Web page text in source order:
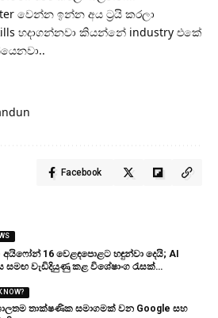
වෙන්න ඉන්න අය ට්‍රයි කරලා
හදාගන්නවා කියන්නේ industry එකේ
Facebook
අයිෆෝන් 16 වෙළඳපොළට හඳුන්වා දෙයි; AI
සමඟ වැඩිදියුණු කළ විශේෂාංග රැසක්…
තාක්ෂණික සමාගමක් වන Google සහ